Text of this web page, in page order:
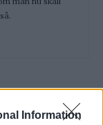
Information